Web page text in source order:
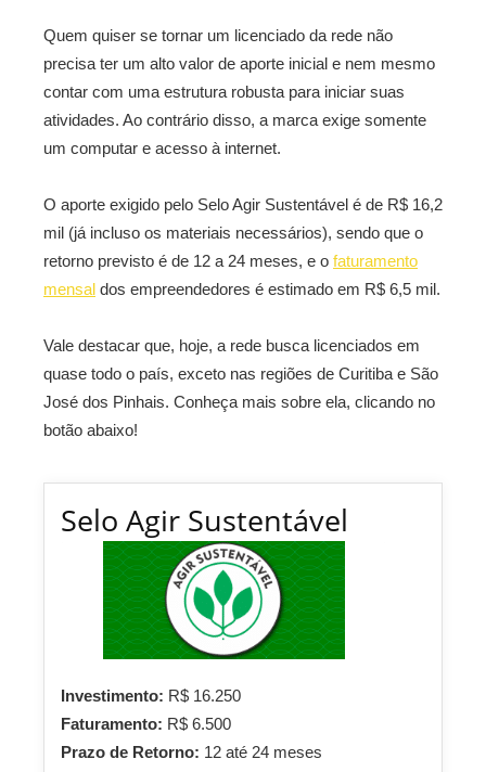
Quem quiser se tornar um licenciado da rede não
precisa ter um alto valor de aporte inicial e nem mesmo
contar com uma estrutura robusta para iniciar suas
atividades. Ao contrário disso, a marca exige somente
um computar e acesso à internet.
O aporte exigido pelo Selo Agir Sustentável é de R$ 16,2
mil (já incluso os materiais necessários), sendo que o
retorno previsto é de 12 a 24 meses, e o faturamento
mensal dos empreendedores é estimado em R$ 6,5 mil.
Vale destacar que, hoje, a rede busca licenciados em
quase todo o país, exceto nas regiões de Curitiba e São
José dos Pinhais. Conheça mais sobre ela, clicando no
botão abaixo!
Selo Agir Sustentável
Investimento: R$ 16.250
Faturamento: R$ 6.500
Prazo de Retorno: 12 até 24 meses